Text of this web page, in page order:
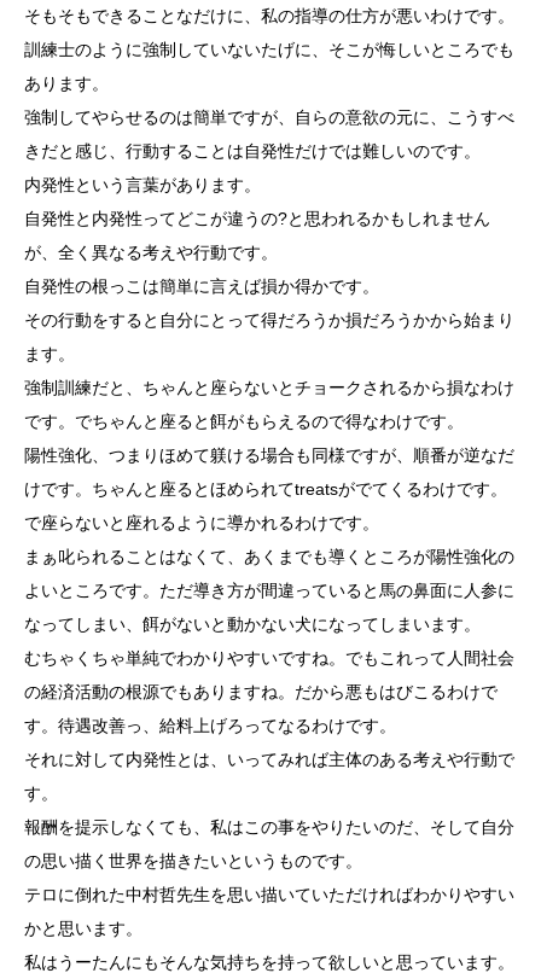
そもそもできることなだけに、私の指導の仕方が悪いわけです。
訓練士のように強制していないたげに、そこが悔しいところでも
あります。
強制してやらせるのは簡単ですが、自らの意欲の元に、こうすべ
きだと感じ、行動することは自発性だけでは難しいのです。
内発性という言葉があります。
自発性と内発性ってどこが違うの?と思われるかもしれません
が、全く異なる考えや行動です。
自発性の根っこは簡単に言えば損か得かです。
その行動をすると自分にとって得だろうか損だろうかから始まり
ます。
強制訓練だと、ちゃんと座らないとチョークされるから損なわけ
です。でちゃんと座ると餌がもらえるので得なわけです。
陽性強化、つまりほめて躾ける場合も同様ですが、順番が逆なだ
けです。ちゃんと座るとほめられてtreatsがでてくるわけです。
で座らないと座れるように導かれるわけです。
まぁ叱られることはなくて、あくまでも導くところが陽性強化の
よいところです。ただ導き方が間違っていると馬の鼻面に人参に
なってしまい、餌がないと動かない犬になってしまいます。
むちゃくちゃ単純でわかりやすいですね。でもこれって人間社会
の経済活動の根源でもありますね。だから悪もはびこるわけで
す。待遇改善っ、給料上げろってなるわけです。
それに対して内発性とは、いってみれば主体のある考えや行動で
す。
報酬を提示しなくても、私はこの事をやりたいのだ、そして自分
の思い描く世界を描きたいというものです。
テロに倒れた中村哲先生を思い描いていただければわかりやすい
かと思います。
私はうーたんにもそんな気持ちを持って欲しいと思っています。